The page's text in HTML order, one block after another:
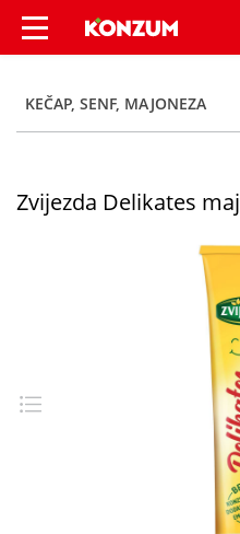
Zvijezda
KEČAP, SENF, MAJONEZA
Zvijezda Delikates